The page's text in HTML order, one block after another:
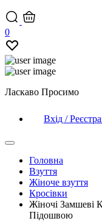
0
Ласкаво Просимо
Вхід /
Головна
Взуття
Жіноче взуття
Кросівки
Жіночі Замшеві
Підошвою